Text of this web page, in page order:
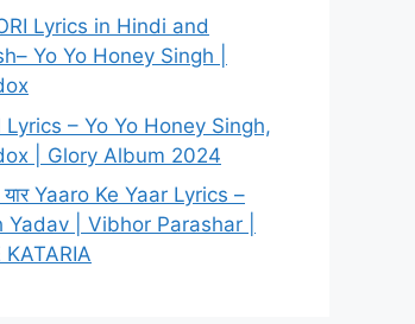
Lyrics in Hindi and
Yo Yo Honey Singh |
Lyrics – Yo Yo Honey Singh,
| Glory Album 2024
यार Yaaro Ke Yaar Lyrics –
Yadav | Vibhor Parashar |
KATARIA